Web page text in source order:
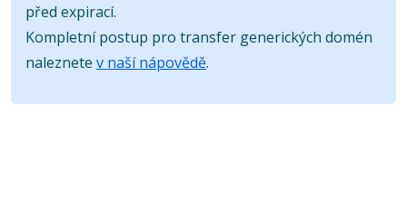
před expirací.
Kompletní postup pro transfer generických domén
naleznete v naší nápovědě.